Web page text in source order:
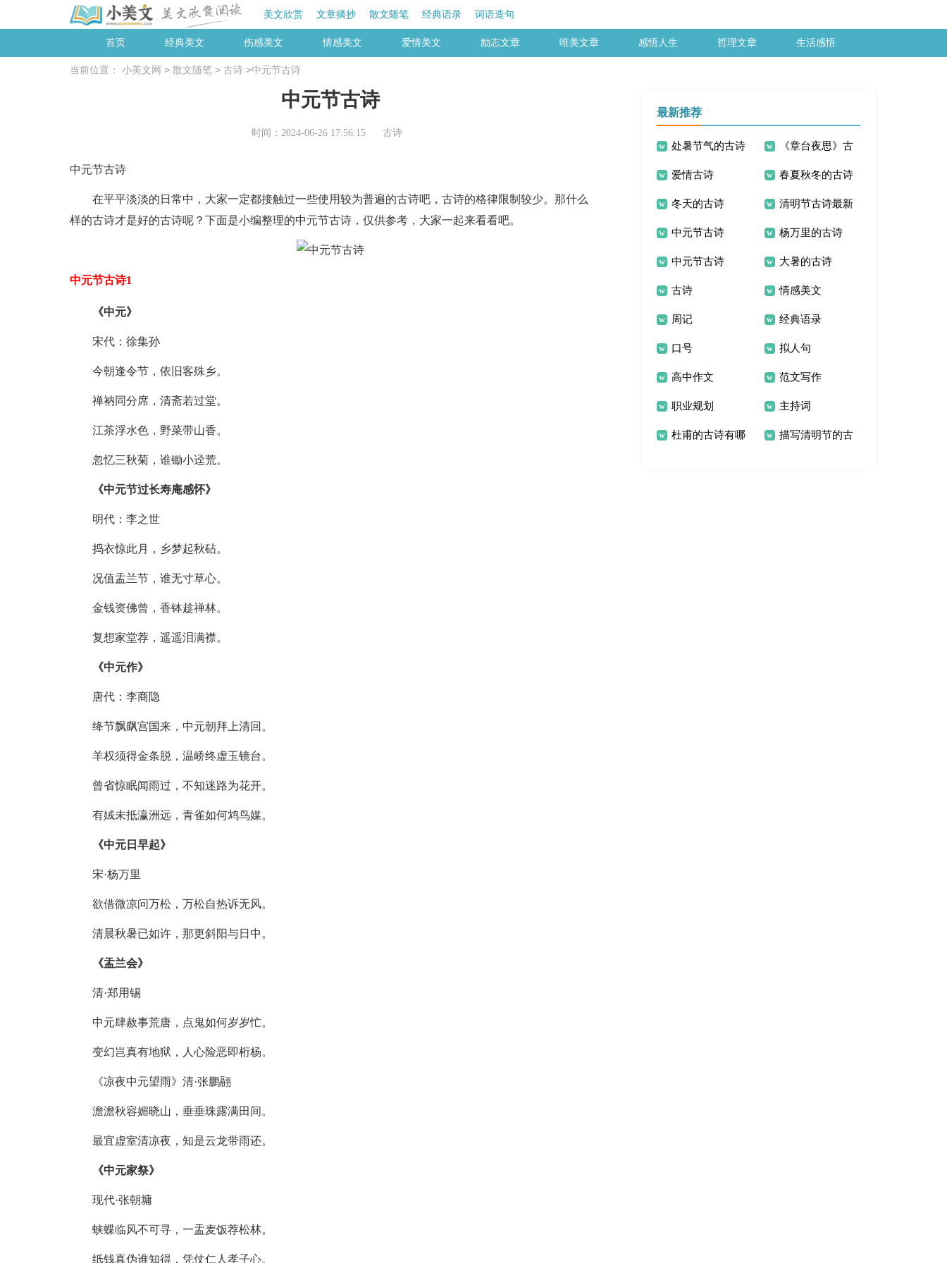
美文欣赏 文章摘抄 散文随笔 经典语录 词语造句
首页 经典美文 伤感美文 情感美文 爱情美文 励志文章 唯美文章 感悟人生 哲理文章 生活感悟
当前位置： 小美文网 > 散文随笔 > 古诗 >中元节古诗
中元节古诗
时间：2024-06-26 17:56:15 古诗
中元节古诗
在平平淡淡的日常中，大家一定都接触过一些使用较为普遍的古诗吧，古诗的格律限制较少。那什么
样的古诗才是好的古诗呢？下面是小编整理的中元节古诗，仅供参考，大家一起来看看吧。
中元节古诗1
《中元》
宋代：徐集孙
今朝逢令节，依旧客殊乡。
禅衲同分席，清斋若过堂。
江茶浮水色，野菜带山香。
忽忆三秋菊，谁锄小迳荒。
《中元节过长寿庵感怀》
明代：李之世
捣衣惊此月，乡梦起秋砧。
况值盂兰节，谁无寸草心。
金钱资佛曾，香钵趁禅林。
复想家堂荐，遥遥泪满襟。
《中元作》
唐代：李商隐
绛节飘飖宫国来，中元朝拜上清回。
羊权须得金条脱，温峤终虚玉镜台。
曾省惊眠闻雨过，不知迷路为花开。
有娀未抵瀛洲远，青雀如何鸩鸟媒。
《中元日早起》
宋·杨万里
欲借微凉问万松，万松自热诉无风。
清晨秋暑已如许，那更斜阳与日中。
《盂兰会》
清·郑用锡
中元肆赦事荒唐，点鬼如何岁岁忙。
变幻岂真有地狱，人心险恶即桁杨。
《凉夜中元望雨》清·张鹏翮
澹澹秋容媚晓山，垂垂珠露满田间。
最宜虚室清凉夜，知是云龙带雨还。
《中元家祭》
现代·张朝墉
蛱蝶临风不可寻，一盂麦饭荐松林。
纸钱真伪谁知得，凭仗仁人孝子心。
最新推荐
处暑节气的古诗 《章台夜思》古
诗词鉴赏
爱情古诗 春夏秋冬的古诗
冬天的古诗 清明节古诗最新
中元节古诗 杨万里的古诗
中元节古诗 大暑的古诗
古诗 情感美文
周记 经典语录
口号 拟人句
高中作文 范文写作
职业规划 主持词
杜甫的古诗有哪 描写清明节的古